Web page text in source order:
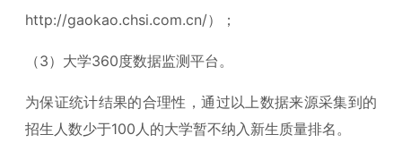
http://gaokao.chsi.com.cn/）；
（3）大学360度数据监测平台。
为保证统计结果的合理性，通过以上数据来源采集到的
招生人数少于100人的大学暂不纳入新生质量排名。